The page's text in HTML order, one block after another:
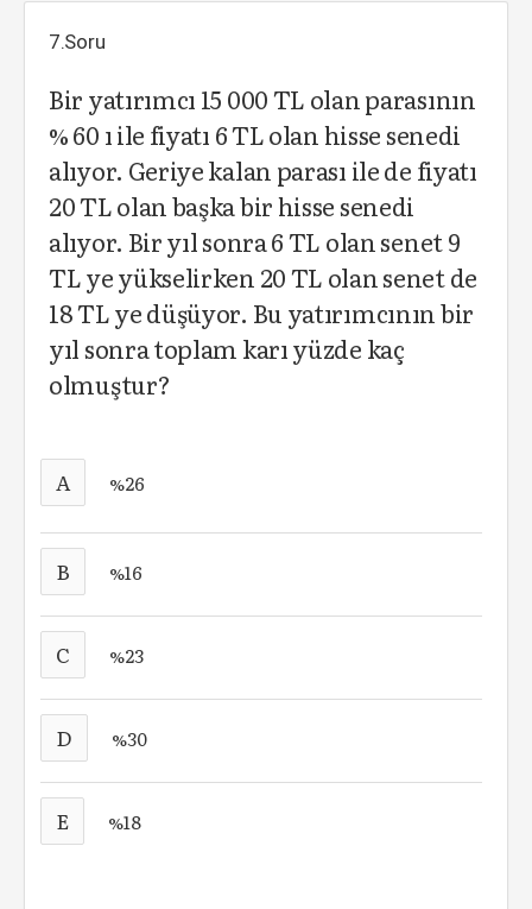
7.Soru
Bir yatırımcı 15 000 TL olan parasının
% 60 ı ile fiyatı 6 TL olan hisse senedi
alıyor. Geriye kalan parası ile de fiyatı
20 TL olan başka bir hisse senedi
alıyor. Bir yıl sonra 6 TL olan senet 9
TL ye yükselirken 20 TL olan senet de
18 TL ye düşüyor. Bu yatırımcının bir
yıl sonra toplam karı yüzde kaç
olmuştur?
A %26
B %16
C %23
D %30
E %18